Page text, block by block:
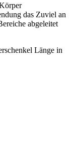
das Zuviel an
abgeleitet
Länge in